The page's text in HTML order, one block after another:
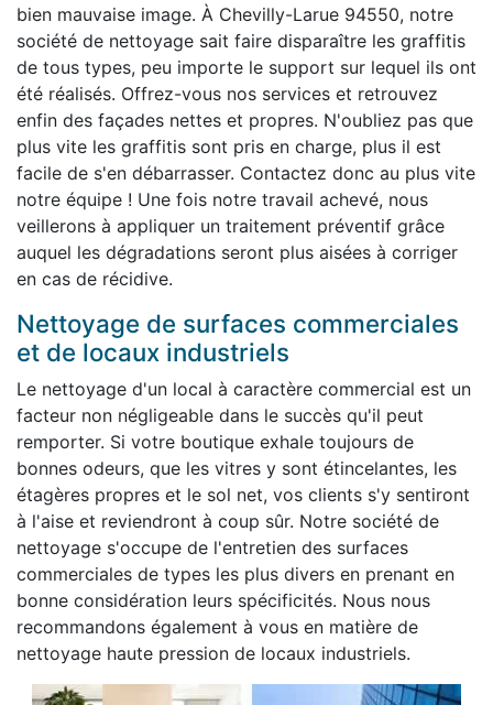
bien mauvaise image. À Chevilly-Larue 94550, notre
société de nettoyage sait faire disparaître les graffitis
de tous types, peu importe le support sur lequel ils ont
été réalisés. Offrez-vous nos services et retrouvez
enfin des façades nettes et propres. N'oubliez pas que
plus vite les graffitis sont pris en charge, plus il est
facile de s'en débarrasser. Contactez donc au plus vite
notre équipe ! Une fois notre travail achevé, nous
veillerons à appliquer un traitement préventif grâce
auquel les dégradations seront plus aisées à corriger
en cas de récidive.
Nettoyage de surfaces commerciales
et de locaux industriels
Le nettoyage d'un local à caractère commercial est un
facteur non négligeable dans le succès qu'il peut
remporter. Si votre boutique exhale toujours de
bonnes odeurs, que les vitres y sont étincelantes, les
étagères propres et le sol net, vos clients s'y sentiront
à l'aise et reviendront à coup sûr. Notre société de
nettoyage s'occupe de l'entretien des surfaces
commerciales de types les plus divers en prenant en
bonne considération leurs spécificités. Nous nous
recommandons également à vous en matière de
nettoyage haute pression de locaux industriels.